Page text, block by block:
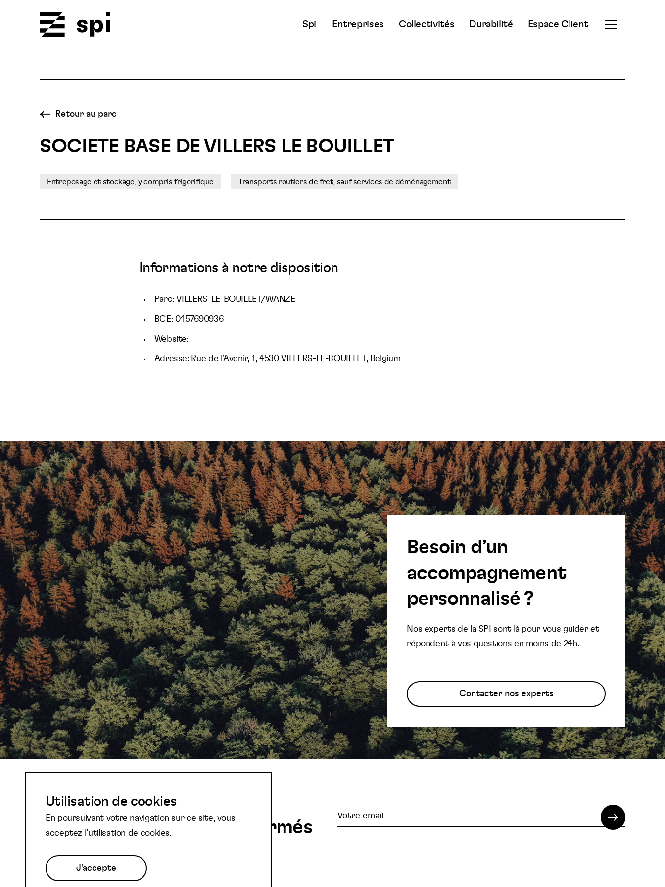
Spi Entreprises Collectivités Durabilité Espace Client
Ouvrir
Retour au parc
SOCIETE BASE DE VILLERS LE BOUILLET
Entreposage et stockage, y compris frigorifique Transports routiers de fret, sauf services de déménagement
Informations à notre disposition
Parc: VILLERS-LE-BOUILLET/WANZE
BCE: 0457690936
Website:
Adresse: Rue de l'Avenir, 1, 4530 VILLERS-LE-BOUILLET, Belgium
Besoin d’un
accompagnement
personnalisé ?
Nos experts de la SPI sont là pour vous guider et
répondent à vos questions en moins de 24h.
Contacter nos experts
Abonnez-vous à notre
newsletter et restez informés
Votre
Utilisation de cookies
En poursuivant votre navigation sur ce site, vous
acceptez l’utilisation de cookies.
J'accepte